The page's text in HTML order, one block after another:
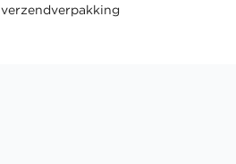
verzendverpakking